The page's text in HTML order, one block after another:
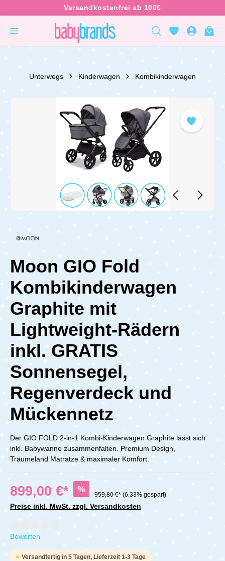
Unterwegs Kinderwagen Kombikinderwagen
Moon GIO Fold
Kombikinderwagen
Graphite mit
Lightweight-Rädern
inkl. GRATIS
Sonnensegel,
Regenverdeck und
Mückennetz
Der GIO FOLD 2-in-1 Kombi-Kinderwagen Graphite lässt sich
inkl. Babywanne zusammenfalten. Premium Design,
Träumeland Matratze & maximaler Komfort.
899,00 €* %
959,80 €* (6.33% gespart)
Preise inkl. MwSt. zzgl. Versandkosten
Durchschnittliche Bewertung von 0 von 5 Sternen
Bewerten
Versandfertig in 5 Tagen, Lieferzeit 1-3 Tage